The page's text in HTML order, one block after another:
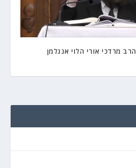
מרדכי אורי הלוי אנגלמן